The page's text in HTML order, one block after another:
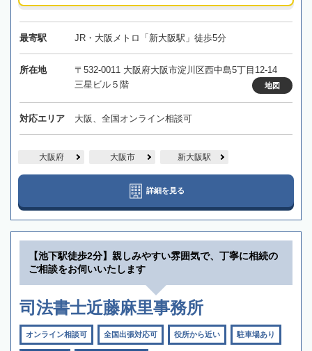
最寄駅 JR・大阪メトロ「新大阪駅」徒歩5分
所在地
〒532-0011 大阪府大阪市淀川区西中島5丁目12-14
三星ビル５階
地図
対応エリア 大阪、全国オンライン相談可
大阪府 大阪市 新大阪駅
詳細を見る
【池下駅徒歩2分】親しみやすい雰囲気で、丁寧に相続の
ご相談をお伺いいたします
司法書士近藤麻里事務所
オンライン相談可 全国出張対応可 役所から近い 駐車場あり